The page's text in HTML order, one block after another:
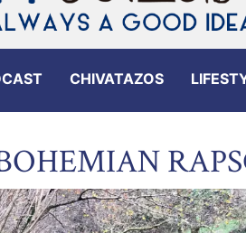
CHIVATAZOS